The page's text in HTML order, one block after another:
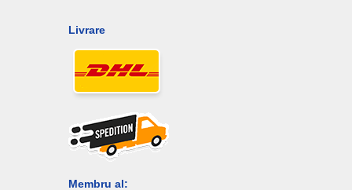
Livrare
Membru al: